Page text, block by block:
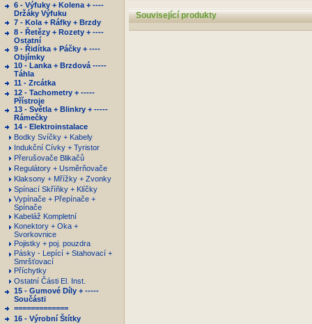
6 - Výfuky + Kolena + ----
Držáky Výfuku
7 - Kola + Ráfky + Brzdy
8 - Řetězy + Rozety + ----
Ostatní
9 - Řidítka + Páčky + ----
Objímky
10 - Lanka + Brzdová -----
Táhla
11 - Zrcátka
12 - Tachometry + -----
Přístroje
13 - Světla + Blinkry + -----
Rámečky
14 - Elektroinstalace
Bodky Svíčky + Kabely
Indukční Cívky + Tyristor
Přerušovače Blikačů
Regulátory + Usměrňovače
Klaksony + Mřížky + Zvonky
Spínací Skříňky + Klíčky
Vypínače + Přepínače +
Spínače
Kabeláž Kompletní
Konektory + Oka +
Svorkovnice
Pojistky + poj. pouzdra
Pásky - Lepící + Stahovací +
Smršťovací
Příchytky
Ostatní Části El. Inst.
15 - Gumové Díly + -----
Součásti
=============
16 - Výrobní Štítky
Související produkty